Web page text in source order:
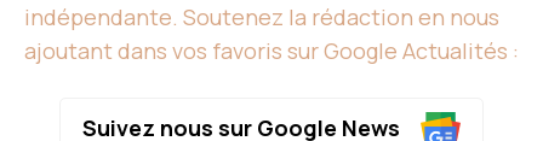
indépendante. Soutenez la rédaction en nous
ajoutant dans vos favoris sur Google Actualités :
Suivez nous sur Google News